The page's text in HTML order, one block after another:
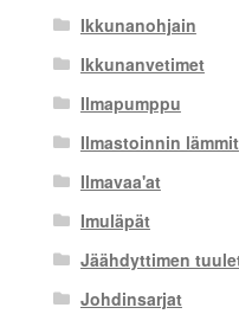
Ikkunanohjain
Ikkunanvetimet
Ilmapumppu
Ilmastoinnin
Ilmavaa'at
Imuläpät
Jäähdyttimen
Johdinsarjat